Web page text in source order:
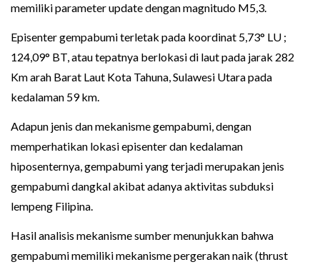
memiliki parameter update dengan magnitudo M5,3.
Episenter gempabumi terletak pada koordinat 5,73° LU ;
124,09° BT, atau tepatnya berlokasi di laut pada jarak 282
Km arah Barat Laut Kota Tahuna, Sulawesi Utara pada
kedalaman 59 km.
Adapun jenis dan mekanisme gempabumi, dengan
memperhatikan lokasi episenter dan kedalaman
hiposenternya, gempabumi yang terjadi merupakan jenis
gempabumi dangkal akibat adanya aktivitas subduksi
lempeng Filipina.
Hasil analisis mekanisme sumber menunjukkan bahwa
gempabumi memiliki mekanisme pergerakan naik (thrust